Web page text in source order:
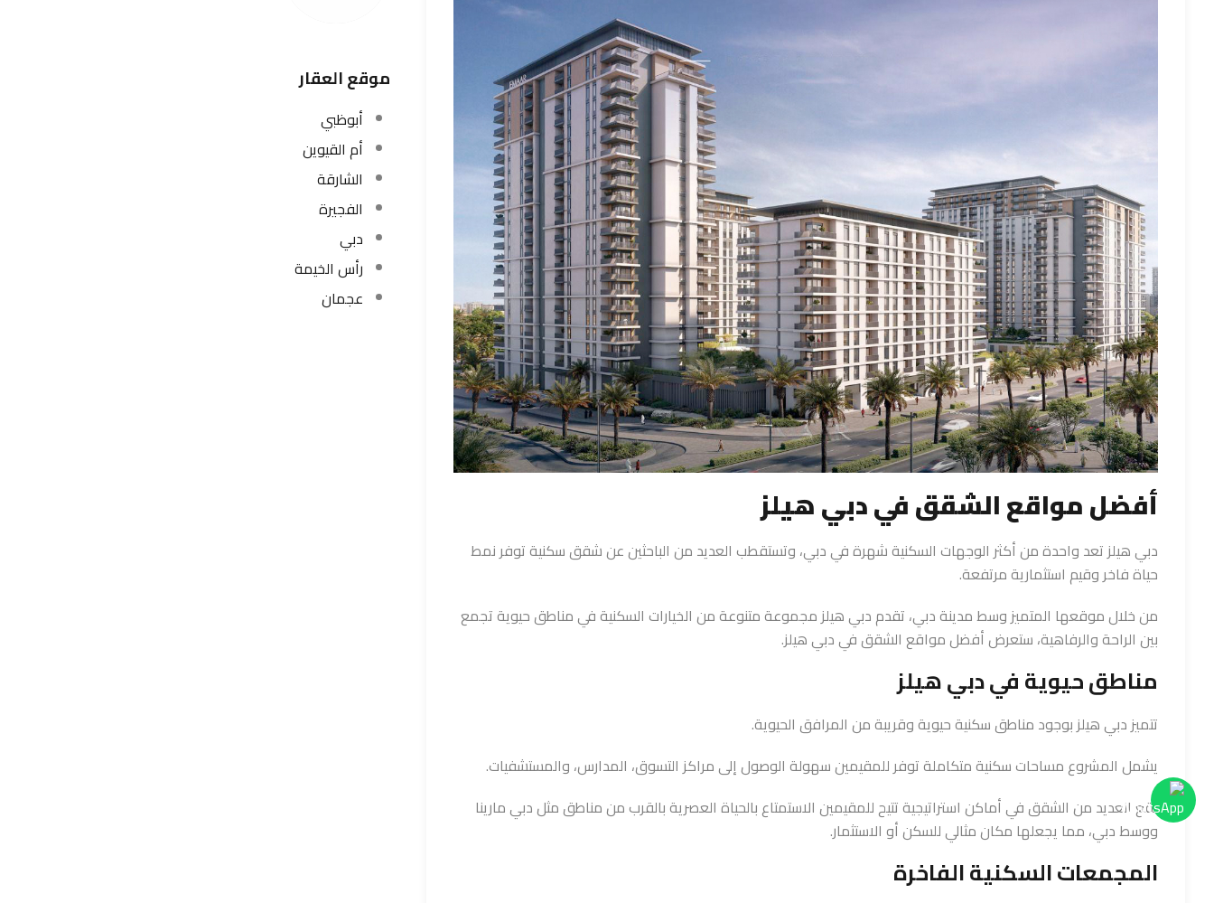
أفضل مواقع الشقق في دبي هيلز
دبي هيلز تعد واحدة من أكثر الوجهات السكنية شهرة في دبي، وتستقطب العديد من الباحثين عن شقق سكنية توفر نمط
حياة فاخر وقيم استثمارية مرتفعة.
من خلال موقعها المتميز وسط مدينة دبي، تقدم دبي هيلز مجموعة متنوعة من الخيارات السكنية في مناطق حيوية تجمع
بين الراحة والرفاهية، ستعرض أفضل مواقع الشقق في دبي هيلز.
مناطق حيوية في دبي هيلز
تتميز دبي هيلز بوجود مناطق سكنية حيوية وقريبة من المرافق الحيوية.
يشمل المشروع مساحات سكنية متكاملة توفر للمقيمين سهولة الوصول إلى مراكز التسوق، المدارس، والمستشفيات.
تقع العديد من الشقق في أماكن استراتيجية تتيح للمقيمين الاستمتاع بالحياة العصرية بالقرب من مناطق مثل دبي مارينا
ووسط دبي، مما يجعلها مكان مثالي للسكن أو الاستثمار.
المجمعات السكنية الفاخرة
موقع العقار
أبوظبي
أم القيوين
الشارقة
الفجيرة
دبي
رأس الخيمة
عجمان